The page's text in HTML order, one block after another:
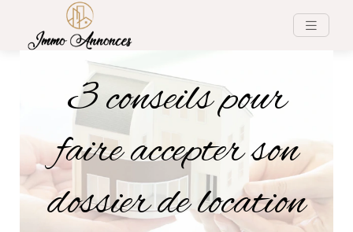
3 conseils pour
faire accepter son
dossier de location